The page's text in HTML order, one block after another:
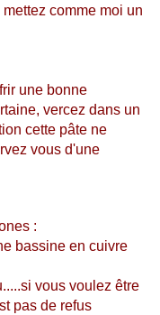
comme moi un
une bonne
vercez dans un
cette pâte ne
vous d'une
:
bassine en cuivre
vous voulez être
pas de refus